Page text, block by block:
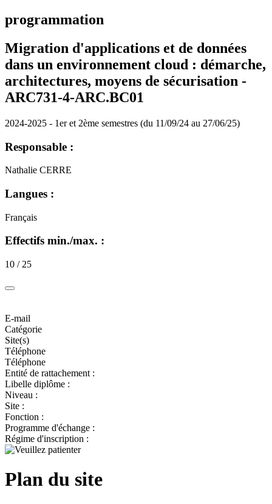
programmation
Migration d'applications et de données
dans un environnement cloud : démarche,
architectures, moyens de sécurisation -
ARC731-4-ARC.BC01
2024-2025 - 1er et 2ème semestres (du 11/09/24 au 27/06/25)
Responsable :
Nathalie CERRE
Langues :
Français
Effectifs min./max. :
10 / 25
E-mail
Catégorie
Site(s)
Téléphone
Téléphone
Entité de rattachement :
Libelle diplôme :
Niveau :
Site :
Fonction :
Programme d'échange :
Régime d'inscription :
Plan du site